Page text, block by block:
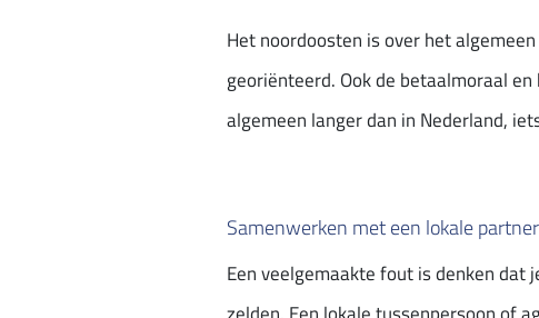
Het noordoosten is over het
georiënteerd. Ook de betaalmoraal
algemeen langer dan in Nederland,
Samenwerken met een lokale partner
Een veelgemaakte fout is denken dat